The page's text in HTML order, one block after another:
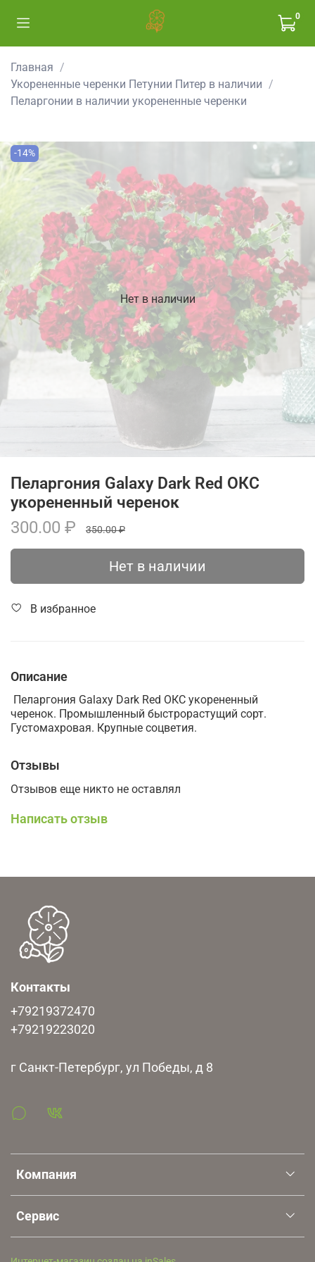
0
Главная
Укорененные черенки Петунии Питер в наличии
Пеларгонии в наличии укорененные черенки
Нет в наличии
-14%
Пеларгония Galaxy Dark Red ОКС
укорененный черенок
300.00 ₽ 350.00 ₽
Нет в наличии
В избранное
Описание
Пеларгония Galaxy Dark Red ОКС укорененный
черенок. Промышленный быстрорастущий сорт.
Густомахровая. Крупные соцветия.
Отзывы
Отзывов еще никто не оставлял
Написать отзыв
Компания
Сервис
Контакты
+79219372470
+79219223020
г Санкт-Петербург, ул Победы, д 8